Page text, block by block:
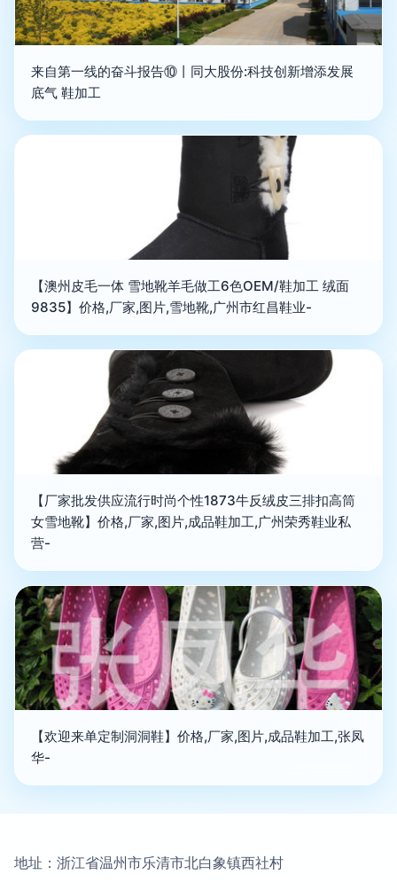
来自第一线的奋斗报告⑩丨同大股份:科技创新增添发展
底气 鞋加工
【澳州皮毛一体 雪地靴羊毛做工6色OEM/鞋加工 绒面
9835】价格,厂家,图片,雪地靴,广州市红昌鞋业-
【厂家批发供应流行时尚个性1873牛反绒皮三排扣高筒
女雪地靴】价格,厂家,图片,成品鞋加工,广州荣秀鞋业私
营-
【欢迎来单定制洞洞鞋】价格,厂家,图片,成品鞋加工,张凤
华-
地址：浙江省温州市乐清市北白象镇西社村